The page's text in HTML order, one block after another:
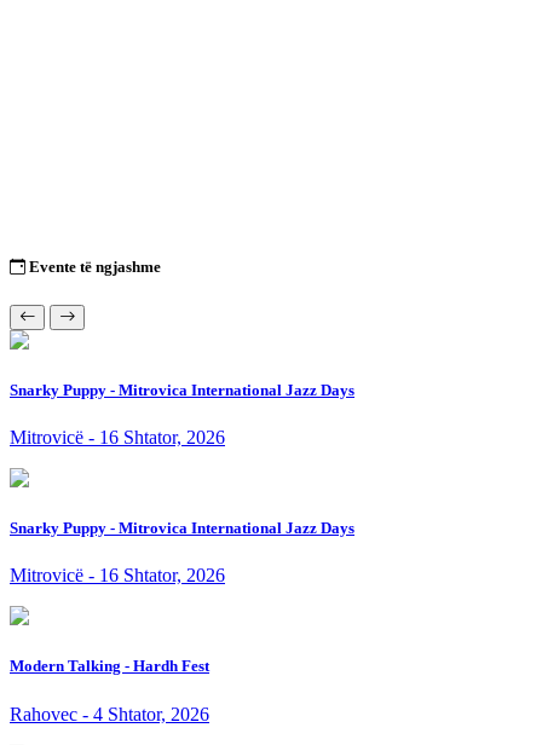
Evente të ngjashme
Snarky Puppy - Mitrovica International Jazz Days
Mitrovicë - 16 Shtator, 2026
Snarky Puppy - Mitrovica International Jazz Days
Mitrovicë - 16 Shtator, 2026
Modern Talking - Hardh Fest
Rahovec - 4 Shtator, 2026